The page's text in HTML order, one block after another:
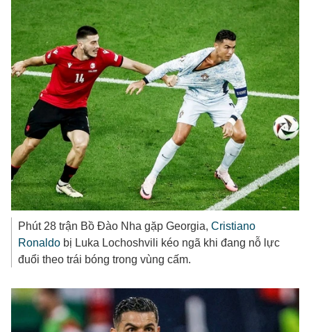
Phút 28 trận Bồ Đào Nha gặp Georgia,Cristiano
Ronaldo bị Luka Lochoshvili kéo ngã khi đang nỗ lực
đuổi theo trái bóng trong vùng cấm.